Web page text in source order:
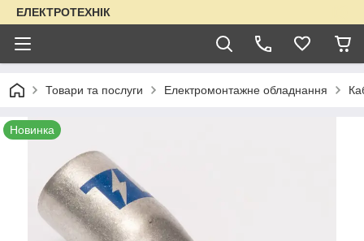
ЕЛЕКТРОТЕХНІК
Товари та послуги Електромонтажне обладнання
Новинка